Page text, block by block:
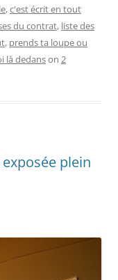
,c'est écrit en tout
du contrat, liste des
, prends ta loupe ou
là dedanson 2
plein